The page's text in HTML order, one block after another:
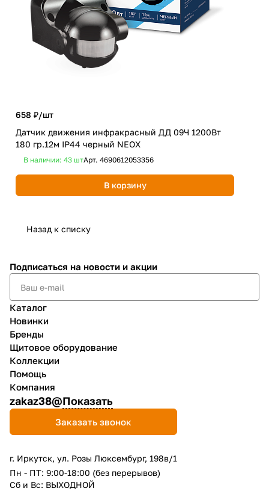
658 ₽/шт
Датчик движения инфракрасный ДД 09Ч 1200Вт
180 гр.12м IP44 черный NEOX
В наличии: 43 штАрт. 4690612053356
В корзину
Назад к списку
Подписаться на новости и акции
Каталог
Новинки
Бренды
Щитовое оборудование
Коллекции
Помощь
Компания
zakaz38@Показать
Заказать звонок
г. Иркутск, ул. Розы Люксембург, 198в/1
Пн - ПТ: 9:00-18:00 (без перерывов)
Сб и Вс: ВЫХОДНОЙ